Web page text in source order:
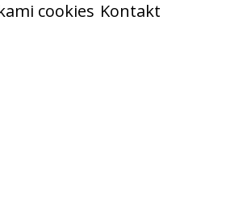
cookies Kontakt